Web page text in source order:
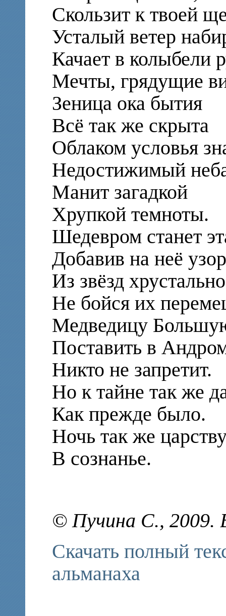
Скользит к твоей
Усталый ветер
Качает в колыбели
Мечты, грядущие
Зеница ока бытия
Всё так же скрыта
Облаком условья
Недостижимый
Манит загадкой
Хрупкой темноты.
Шедевром станет
Добавив на неё
Из звёзд
Не бойся их
Медведицу
Поставить в
Никто не запретит.
Но к тайне так же
Как прежде было.
Ночь так же
В сознанье.
© Пучина С., 2009.
Скачать полный
альманаха